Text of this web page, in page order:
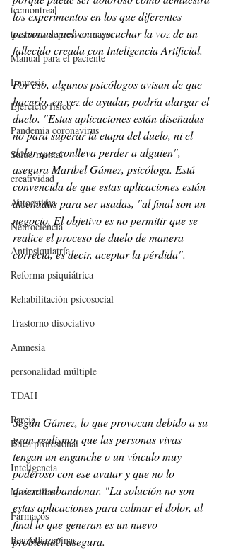
tccmontreal
trastorno depresivo mayor
Manual para el paciente
Enuresis
Ejercicio físico
Pandemia coronavirus
Salud mental
creatividad
Autoestima
Neurociencia
Antipsiquiatría
Reforma psiquiátrica
Rehabilitación psicosocial
Trastorno disociativo
Amnesia
personalidad múltiple
TDAH
Pareja
Ética profesional
Inteligencia
Mascarillas
Fármacos
Benzodiazepinas
los experimentos en los que diferentes
personas vuelven a escuchar la voz de un
fallecido creada con Inteligencia Artificial.
Por eso, algunos psicólogos avisan de que
hacerlo, en vez de ayudar, podría alargar el
duelo. "Estas aplicaciones están diseñadas
no para superar la etapa del duelo, ni el
dolor que conlleva perder a alguien",
asegura Maribel Gámez, psicóloga. Está
convencida de que estas aplicaciones están
diseñadas para ser usadas, "al final son un
negocio. El objetivo es no permitir que se
realice el proceso de duelo de manera
correcta, es decir, aceptar la pérdida".
Según Gámez, lo que provocan debido a su
gran realismo, que las personas vivas
tengan un enganche o un vínculo muy
poderoso con ese avatar y que no lo
quieran abandonar. "La solución no son
estas aplicaciones para calmar el dolor, al
final lo que generan es un nuevo
problema", asegura.